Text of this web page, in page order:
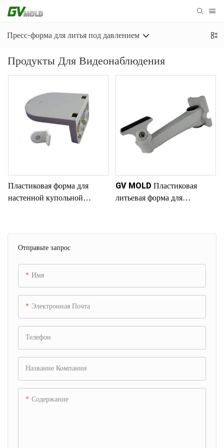
Пресс-форма для литья под давлением
Продукты Для Видеонаблюдения
Отправьте запрос
Имя
Электронная Почта
Телефон
Название Компании
Содержание
Пластиковая форма для
настенной купольной
GV MOLD Пластиковая
литьевая форма для